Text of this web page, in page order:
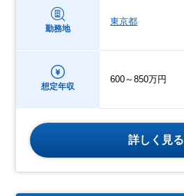
勤務地
東京都
想定年収
600～850万円
詳しく見る